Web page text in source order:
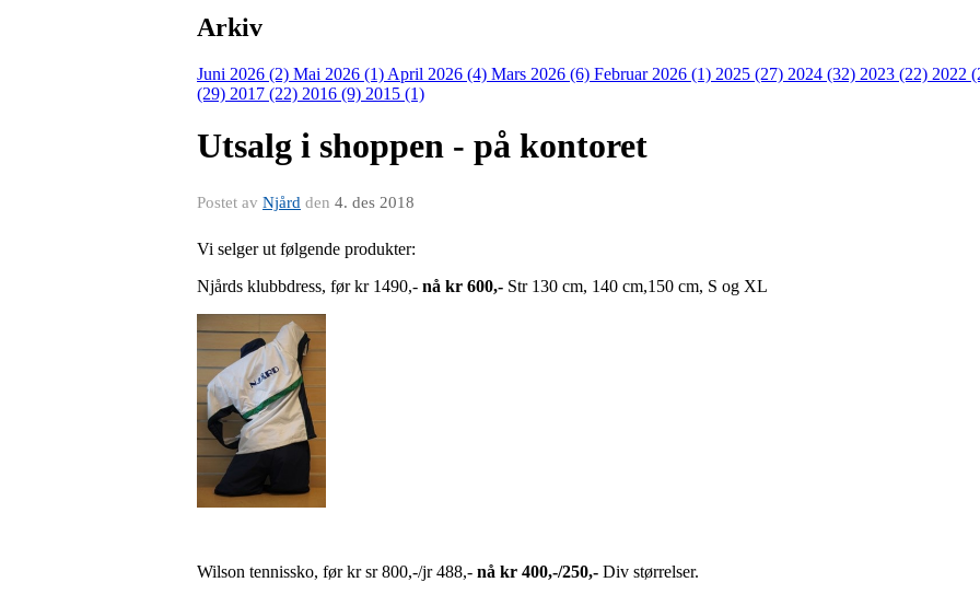
Arkiv
Juni 2026 (2) Mai 2026 (1) April 2026 (4) Mars 2026 (6) Februar 2026 (1) 2025 (27) 2024 (32) 2023 (22) 2022
(29) 2017 (22) 2016 (9) 2015 (1)
Utsalg i shoppen - på kontoret
Postet av Njård den 4. des 2018
Vi selger ut følgende produkter:
Njårds klubbdress, før kr 1490,- nå kr 600,- Str 130 cm, 140 cm,150 cm, S og XL
Wilson tennissko, før kr sr 800,-/jr 488,- nå kr 400,-/250,- Div størrelser.